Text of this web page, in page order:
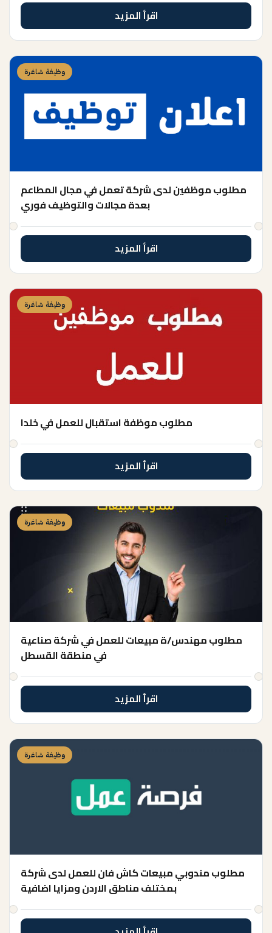
اقرأ المزيد
وظيفة شاغرة
مطلوب موظفين لدى شركة تعمل في مجال المطاعم
بعدة مجالات والتوظيف فوري
اقرأ المزيد
وظيفة شاغرة
مطلوب موظفة استقبال للعمل في خلدا
اقرأ المزيد
وظيفة شاغرة
مطلوب مهندس/ة مبيعات للعمل في شركة صناعية
في منطقة القسطل
اقرأ المزيد
وظيفة شاغرة
مطلوب مندوبي مبيعات كاش فان للعمل لدى شركة
بمختلف مناطق الاردن ومزايا اضافية